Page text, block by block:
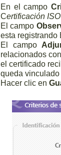
En el campo
Certificación
El campo
esta registrando
El campo
relacionados
el certificado
queda
Hacer clic en